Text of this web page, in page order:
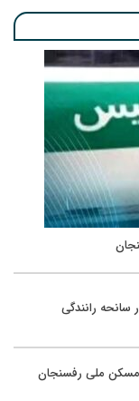
مسکن ملی رفسنجان